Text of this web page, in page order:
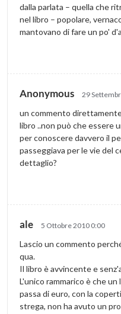
dalla parlata – quella che
nel libro – popolare,
mantovano di fare un po'
Anonymous 29
un commento
libro ..non può che essere
per conoscere davvero il
passeggiava per le vie del
dettaglio?
ale 5 Ottobre 2010 0:00
Lascio un commento
qua.
Il libro è avvincente e
L'unico rammarico è che
passa di euro, con la
strega, non ha avuto un